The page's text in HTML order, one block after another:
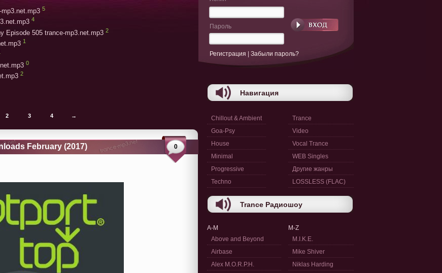
5
4
Episode 505 trance-mp3.net.mp3 2
1
0
2
2 3 4 →
February (2017) 0
Пароль
Регистрация Забыли пароль?
Навигация
Chillout & Ambient
Goa-Psy
House
Minimal
Progressive
Techno
Trance
Video
Vocal Trance
WEB Singles
Другие жанры
LOSSLESS (FLAC)
Trance Радиошоу
A-M
Above and Beyond
Airbase
Alex M.O.R.P.H.
M-Z
M.I.K.E.
Mike Shiver
Niklas Harding